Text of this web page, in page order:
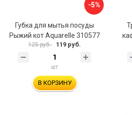
-5%
Губка для мытья посуды
Рыжий кот Aquarelle 310577
125 руб. 119 руб.
шт
В КОРЗИНУ